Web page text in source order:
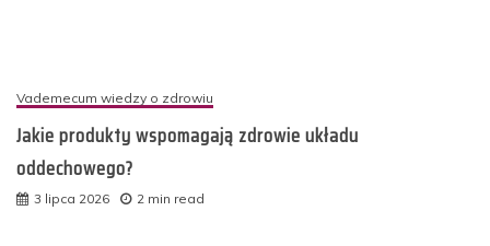
Vademecum wiedzy o zdrowiu
Jakie produkty wspomagają zdrowie układu
oddechowego?
3 lipca 2026 2 min read